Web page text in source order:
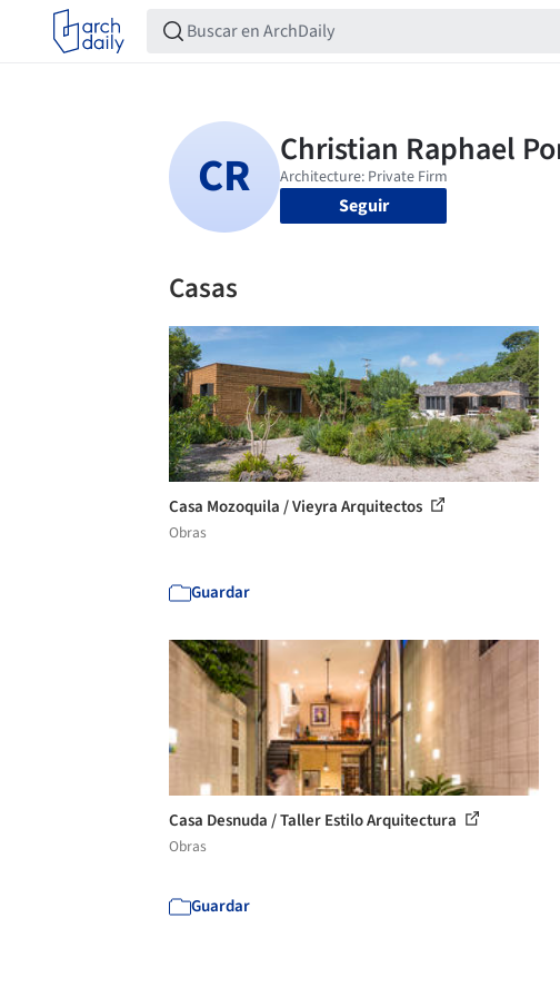
Seguir
Casas
Casa Mozoquila / Vieyra Arquitectos
Obras
Guardar
Casa Desnuda / Taller Estilo Arquitectura
Obras
Guardar